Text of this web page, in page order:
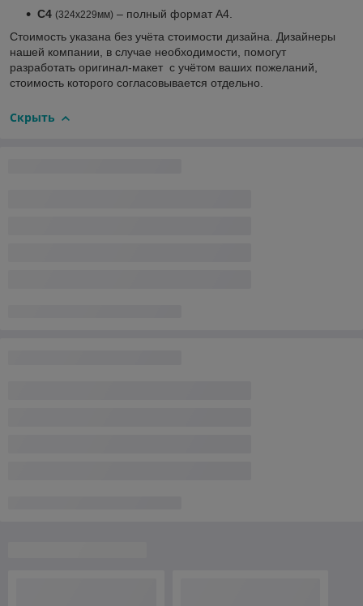
С4 (324х229мм) – полный формат А4.
Стоимость указана без учёта стоимости дизайна. Дизайнеры
нашей компании, в случае необходимости, помогут
разработать оригинал-макет с учётом ваших пожеланий,
стоимость которого согласовывается отдельно.
Скрыть